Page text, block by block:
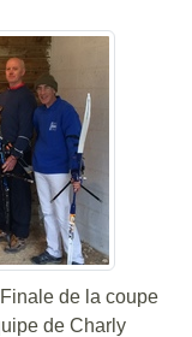
de la coupe
de Charly